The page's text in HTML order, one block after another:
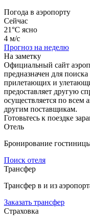
Погода в аэропорту
Сейчас
21°C ясно
4 м/с
Прогноз на неделю
На заметку
Официальный сайт
предназначен для
прилетающих и
предоставляет другую
осуществляется по всем
другим поставщикам.
Готовьтесь к поездке
Отель
Бронирование
Поиск отеля
Трансфер
Трансфер в и из
Заказать трансфер
Страховка